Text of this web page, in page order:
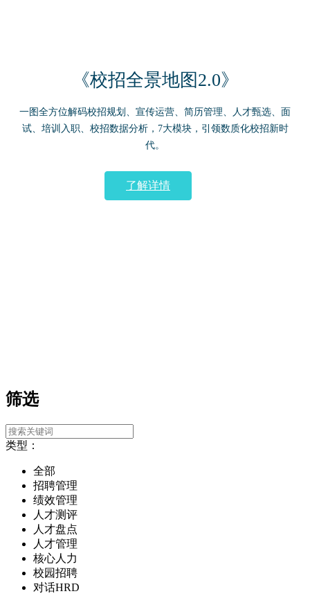
《校招全景地图2.0》
一图全方位解码校招规划、宣传运营、简历管理、人才甄选、面
试、培训入职、校招数据分析，7大模块，引领数质化校招新时
代。
了解详情
筛选
类型：
全部
招聘管理
绩效管理
人才测评
人才盘点
人才管理
核心人力
校园招聘
对话HRD